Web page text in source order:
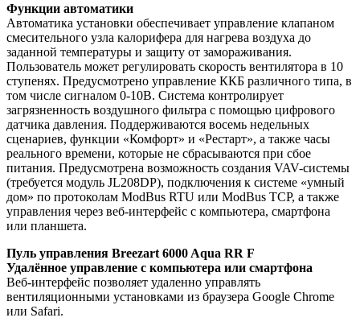
Функции автоматики
Автоматика установки обеспечивает управление клапаном
смесительного узла калорифера для нагрева воздуха до
заданной температуры и защиту от замораживания.
Пользователь может регулировать скорость вентилятора в 10
ступенях. Предусмотрено управление ККБ различного типа, в
том числе сигналом 0-10В. Система контролирует
загрязненность воздушного фильтра с помощью цифрового
датчика давления. Поддерживаются восемь недельных
сценариев, функции «Комфорт» и «Рестарт», а также часы
реального времени, которые не сбрасываются при сбое
питания. Предусмотрена возможность создания VAV-системы
(требуется модуль JL208DP), подключения к системе «умный
дом» по протоколам ModBus RTU или ModBus TCP, а также
управления через веб-интерфейс с компьютера, смартфона
или планшета.
Пуль управления Breezart 6000 Aqua RR F
Удалённое управление с компьютера или смартфона
Веб-интерфейс позволяет удаленно управлять
вентиляционными установками из браузера Google Chrome
или Safari.